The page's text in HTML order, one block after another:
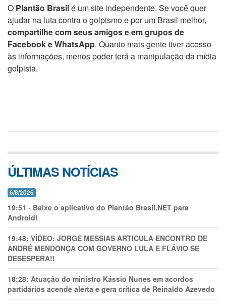
O Plantão Brasilé um site independente. Se você quer
ajudar na luta contra o golpismo e por um Brasil melhor,
compartilhe com seus amigos e em grupos de
Facebook e WhatsApp. Quanto mais gente tiver acesso
às informações, menos poder terá a manipulação da mídia
golpista.
ÚLTIMAS NOTÍCIAS
6/8/2026
19:51 - Baixe o aplicativo do Plantão Brasil.NET para
Android!
19:48: VÍDEO: JORGE MESSIAS ARTICULA ENCONTRO DE
ANDRÉ MENDONÇA COM GOVERNO LULA E FLÁVIO SE
DESESPERA!!
18:28: Atuação do ministro Kássio Nunes em acordos
partidários acende alerta e gera crítica de Reinaldo Azevedo